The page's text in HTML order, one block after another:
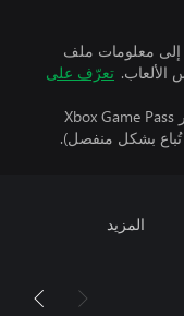
إلى معلومات ملف
تعرّف على
تتطلب اللعبة متعددة اللاعبين عبر الإنترنت توفر Xbox Game Pass
المزيد